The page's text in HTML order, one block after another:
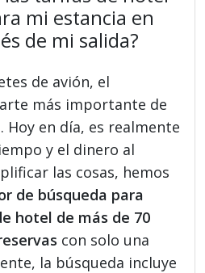
mi estancia en
de mi salida?
de avión, el
más importante de
Hoy en día, es realmente
y el dinero al
las cosas, hemos
de búsqueda para
hotel de más de 70
con solo una
la búsqueda incluye